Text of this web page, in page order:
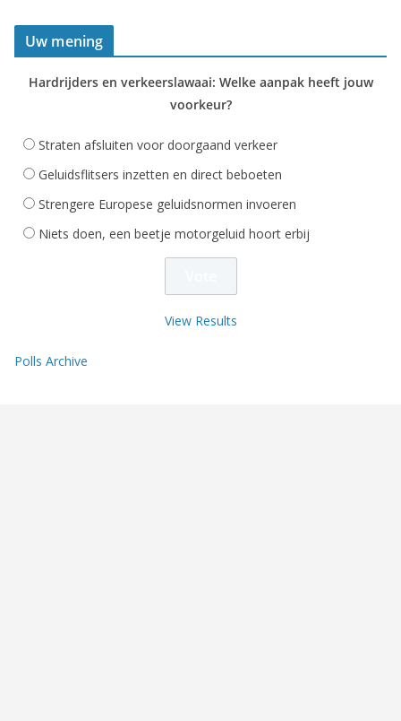
Uw mening
Hardrijders en verkeerslawaai: Welke aanpak heeft jouw
voorkeur?
Straten afsluiten voor doorgaand verkeer
Geluidsflitsers inzetten en direct beboeten
Strengere Europese geluidsnormen invoeren
Niets doen, een beetje motorgeluid hoort erbij
View Results
Polls Archive